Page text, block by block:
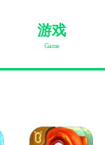
游戏
Game